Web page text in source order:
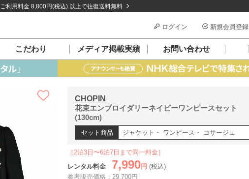
ご利用料金 8,800円(税込) 以上で往復送料無料
ログイン 新規会員登録
こだわり メディア掲載実績 お問い合わせ
CHOPIN
花束エンブロイダリーネイビーワンピースセット
(130cm)
セット商品 ジャケット・ ワンピース・ コサージュ
［2泊3日〜6泊7日まで同一料金］
レンタル料金
7,990 円 (税込)
参考販売価格：29,700円